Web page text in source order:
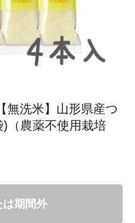
無洗米】山形県産つ
（農薬不使用栽培
は期間外